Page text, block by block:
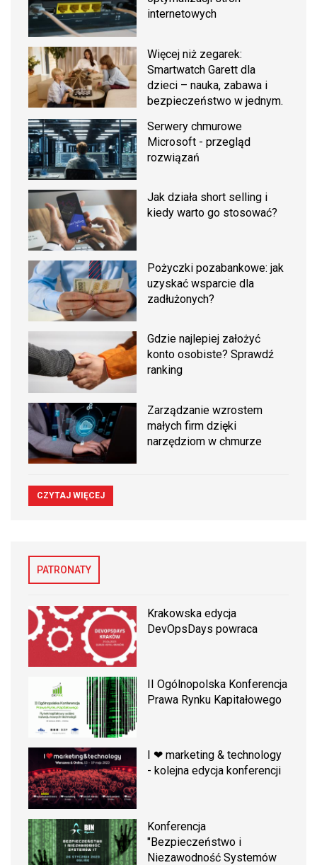
internetowych
Więcej niż zegarek:
Smartwatch Garett dla
dzieci – nauka, zabawa i
bezpieczeństwo w jednym.
Serwery chmurowe
Microsoft - przegląd
rozwiązań
Jak działa short selling i
kiedy warto go stosować?
Pożyczki pozabankowe: jak
uzyskać wsparcie dla
zadłużonych?
Gdzie najlepiej założyć
konto osobiste? Sprawdź
ranking
Zarządzanie wzrostem
małych firm dzięki
narzędziom w chmurze
CZYTAJ WIĘCEJ
PATRONATY
Krakowska edycja
DevOpsDays powraca
II Ogólnopolska Konferencja
Prawa Rynku Kapitałowego
I ❤ marketing & technology
- kolejna edycja konferencji
Konferencja
"Bezpieczeństwo i
Niezawodność Systemów